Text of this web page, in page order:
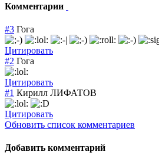
Комментарии
#3 Гога
Цитировать
#2 Гога
Цитировать
#1 Кирилл ЛИФАТОВ
Цитировать
Обновить список комментариев
Добавить комментарий